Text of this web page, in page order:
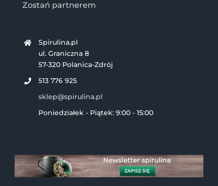
Zostań partnerem
Spirulina.pl
ul. Graniczna 8
57-320 Polanica-Zdrój
513 776 925
sklep@spirulina.pl
Poniedziałek - Piątek: 9:00 - 15:00